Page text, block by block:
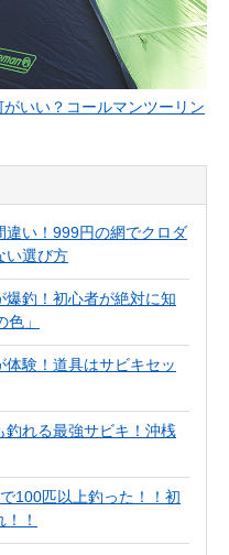
いい？コールマンツーリン
違い！999円の網でクロダ
い選び方
釣！初心者が絶対に知
」
験！道具はサビキセッ
れる最強サビキ！沖桟
100匹以上釣った！！初
！